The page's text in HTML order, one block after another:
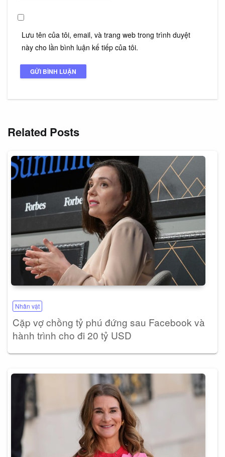
Lưu tên của tôi, email, và trang web trong trình duyệt
này cho lần bình luận kế tiếp của tôi.
Related Posts
Nhân vật
Cặp vợ chồng tỷ phú đứng sau Facebook và
hành trình cho đi 20 tỷ USD